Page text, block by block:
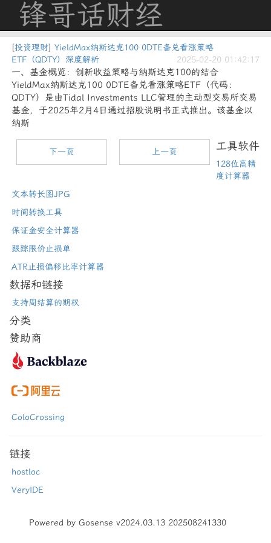
锋哥话财经
[投资理财] YieldMax纳斯达克100 0DTE备兑看涨策略
ETF（QDTY）深度解析
2025-02-20 01:42:17
一、基金概览：创新收益策略与纳斯达克100的结合
YieldMax纳斯达克100 0DTE备兑看涨策略ETF（代码：
QDTY）是由Tidal Investments LLC管理的主动型交易所交易
基金，于2025年2月4日通过招股说明书正式推出。该基金以
纳斯
下一页 上一页 工具软件
128位高精
度计算器
文本转长图JPG
时间转换工具
保证金安全计算器
跟踪限价止损单
ATR止损偏移比率计算器
数据和链接
支持周结算的期权
分类
赞助商
ColoCrossing
链接
hostloc
VeryIDE
Powered by Gosense v2024.03.13 202508241330